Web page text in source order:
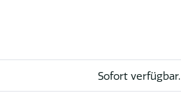
Sofort verfügbar.